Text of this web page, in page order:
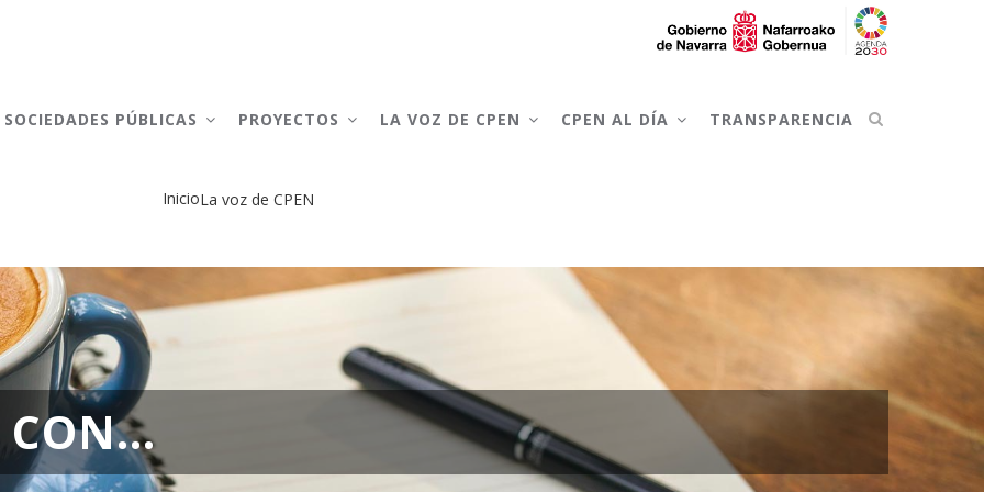
SOCIEDADES PÚBLICAS PROYECTOS LA VOZ DE CPEN CPEN AL DÍA TRANSPARENCIA
enlaces
de
ayuda
a
InicioLa voz de CPEN